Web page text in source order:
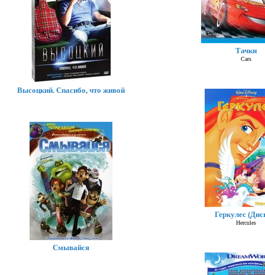
Тачки
Cars
Геркулес
Hercules
Высоцкий. Спасибо, что живой
Смывайся